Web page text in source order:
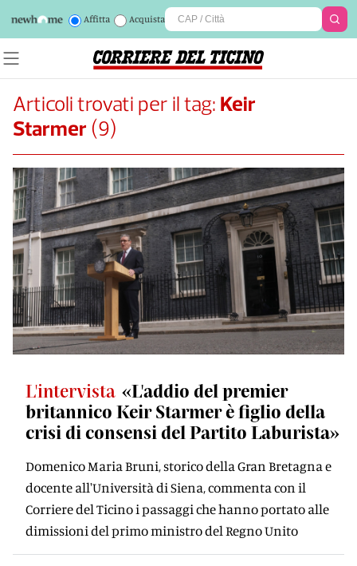
Affitta Acquista
Articoli trovati per il tag: Keir
Starmer (9)
L'intervista «L'addio del premier
britannico Keir Starmer è figlio della
crisi di consensi del Partito Laburista»
Domenico Maria Bruni, storico della Gran Bretagna e
docente all'Università di Siena, commenta con il
Corriere del Ticino i passaggi che hanno portato alle
dimissioni del primo ministro del Regno Unito